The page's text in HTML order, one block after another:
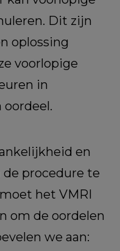
Dit zijn
oplossing
voorlopige
in
en
procedure te
het VMRI
om de oordelen
we aan: